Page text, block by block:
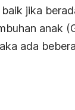
jika
anak
ada